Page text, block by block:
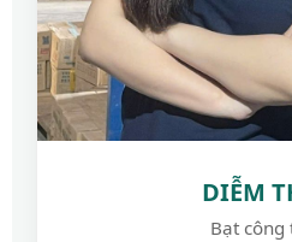
DIỄM
Bạt công